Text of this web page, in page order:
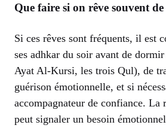
Que faire si on rêve souvent
Si ces rêves sont fréquents, il est
ses adhkar du soir avant de
Ayat Al-Kursi, les trois Qul), de
guérison émotionnelle, et si
accompagnateur de confiance. La
peut signaler un besoin